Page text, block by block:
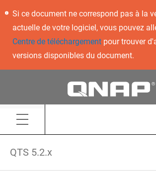
Si ce document ne correspond pas à la
actuelle de votre logiciel, vous pouvez
Centre de téléchargementpour trouver
versions disponibles du document.
QTS 5.2.x